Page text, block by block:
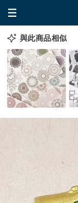
與此商品相似